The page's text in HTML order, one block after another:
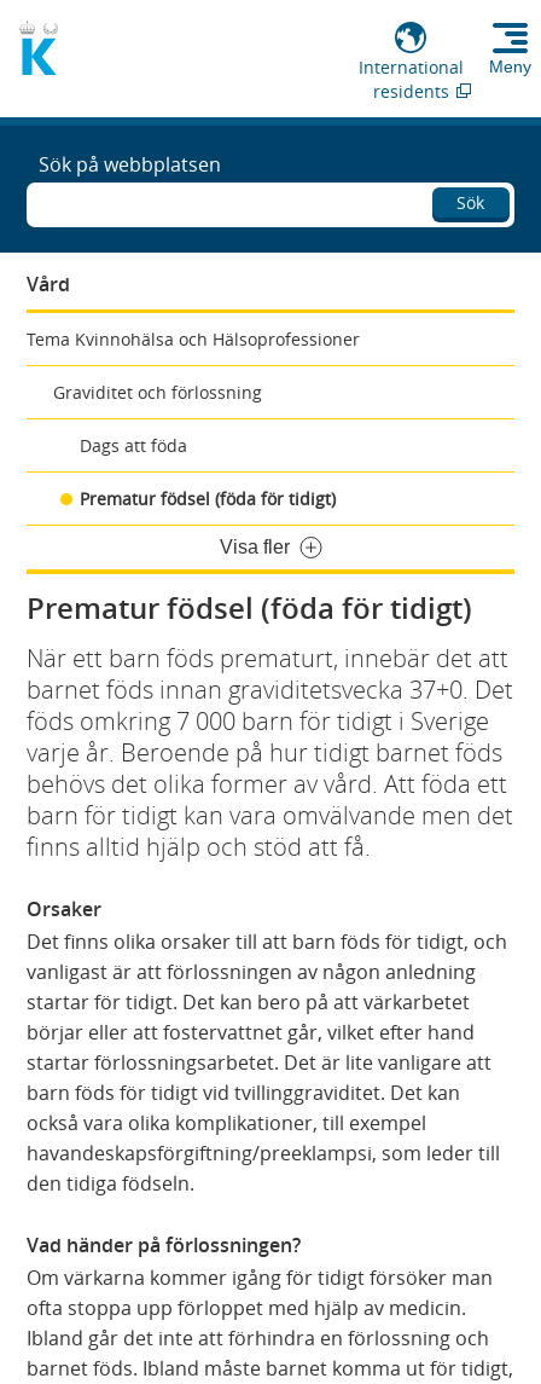
International
residents
Meny
Sök på webbplatsen
Sök
Vård
Tema Kvinnohälsa och Hälsoprofessioner
Graviditet och förlossning
Dags att föda
Prematur födsel (föda för tidigt)
Visa fler
Prematur födsel (föda för tidigt)
När ett barn föds prematurt, innebär det att
barnet föds innan graviditetsvecka 37+0. Det
föds omkring 7 000 barn för tidigt i Sverige
varje år. Beroende på hur tidigt barnet föds
behövs det olika former av vård. Att föda ett
barn för tidigt kan vara omvälvande men det
finns alltid hjälp och stöd att få.
Orsaker
Det finns olika orsaker till att barn föds för tidigt, och
vanligast är att förlossningen av någon anledning
startar för tidigt. Det kan bero på att värkarbetet
börjar eller att fostervattnet går, vilket efter hand
startar förlossningsarbetet. Det är lite vanligare att
barn föds för tidigt vid tvillinggraviditet. Det kan
också vara olika komplikationer, till exempel
havandeskapsförgiftning/preeklampsi, som leder till
den tidiga födseln.
Vad händer på förlossningen?
Om värkarna kommer igång för tidigt försöker man
ofta stoppa upp förloppet med hjälp av medicin.
Ibland går det inte att förhindra en förlossning och
barnet föds. Ibland måste barnet komma ut för tidigt,